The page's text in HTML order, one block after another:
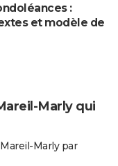
:
et modèle de
Marly qui
Marly par